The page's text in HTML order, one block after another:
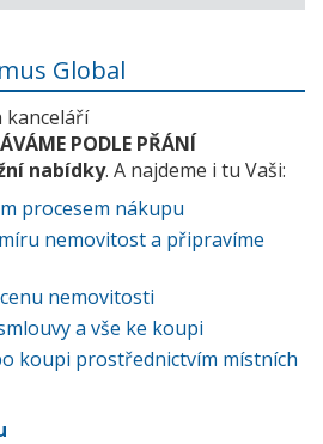
Global
kanceláří
PODLE PŘÁNÍ
nabídky. A najdeme i tu Vaši:
procesem nákupu
nemovitost a připravíme
nemovitosti
a vše ke koupi
koupi prostřednictvím místních